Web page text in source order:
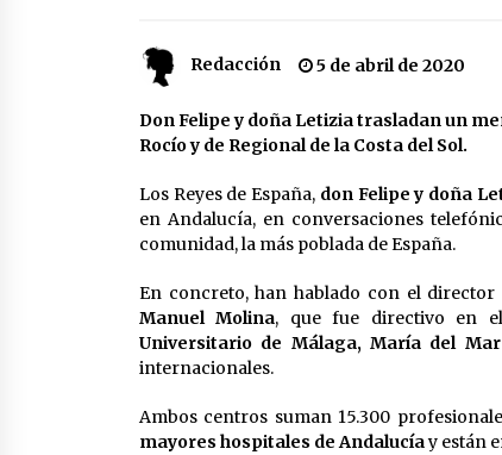
¿Un «insulto» al traje de
batas de cola en la Feria de
7 de mayo de 2022
Todos los cortes de tráfico
Feria de Sevilla 2022: del
de abril al 8 de mayo
26 de abril de 2022
Redacción 5 de abril de 2020
Don Felipe y doña Letizia trasladan un
Rocío y de Regional de la Costa del Sol.
Los Reyes de España, don Felipe y doña
en Andalucía, en conversaciones
comunidad, la más poblada de España.
En concreto, han hablado con el
Manuel Molina, que fue directivo en
Universitario de Málaga, María del Mar
internacionales.
Ambos centros suman 15.300
mayores hospitales de Andalucíay están